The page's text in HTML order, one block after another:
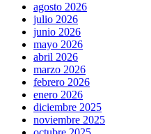
agosto 2026
julio 2026
junio 2026
mayo 2026
abril 2026
marzo 2026
febrero 2026
enero 2026
diciembre 2025
noviembre 2025